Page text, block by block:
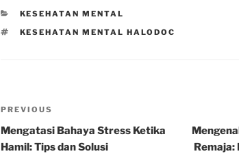
CATEGORIES
KESEHATAN MENTAL
TAGS
KESEHATAN MENTAL HALODOC
Post
navigation
Previous
Post
PREVIOUS
Mengatasi Bahaya Stress Ketika
Hamil: Tips dan Solusi
Remaja: